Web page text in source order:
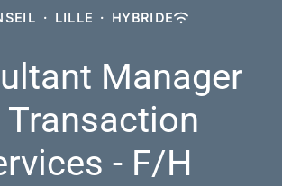
· LILLE · HYBRIDE
Manager
Transaction
- F/H